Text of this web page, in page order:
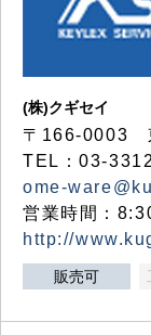
(株)クギセイ
〒166-0003
TEL：03-
ome-
営業時間：
http://
販売可